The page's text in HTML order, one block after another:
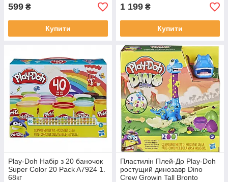
599 ₴
Купити
1 199 ₴
Купити
Play-Doh Набір з 20 баночок
Super Color 20 Pack A7924 1.
68кг
Пластилін Плей-До Play-Doh
ростущий динозавр Dino
Crew Growin Tall Bronto